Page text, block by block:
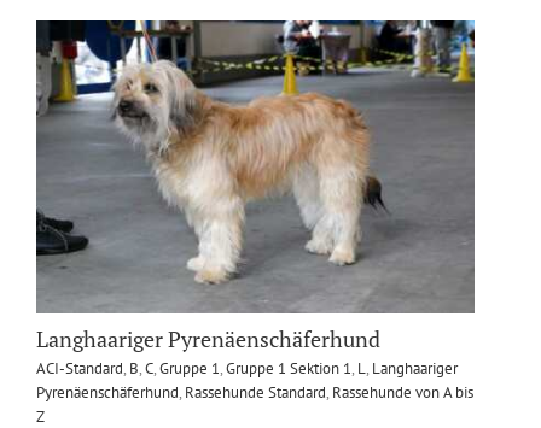
Langhaariger Pyrenäenschäferhund
ACI-Standard, B,C,Gruppe 1,Gruppe 1 Sektion 1, L, Langhaariger
Pyrenäenschäferhund, Rassehunde Standard, Rassehunde von A bis
Z